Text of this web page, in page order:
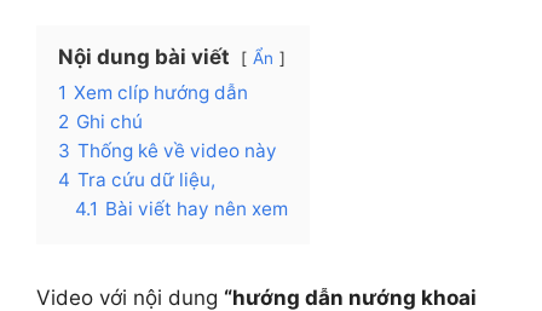
Nội dung bài viết Ẩn
1 Xem clíp hướng dẫn
2 Ghi chú
3 Thống kê về video này
4 Tra cứu dữ liệu,
4.1 Bài viết hay nên xem
Video với nội dung “hướng dẫn nướng khoai